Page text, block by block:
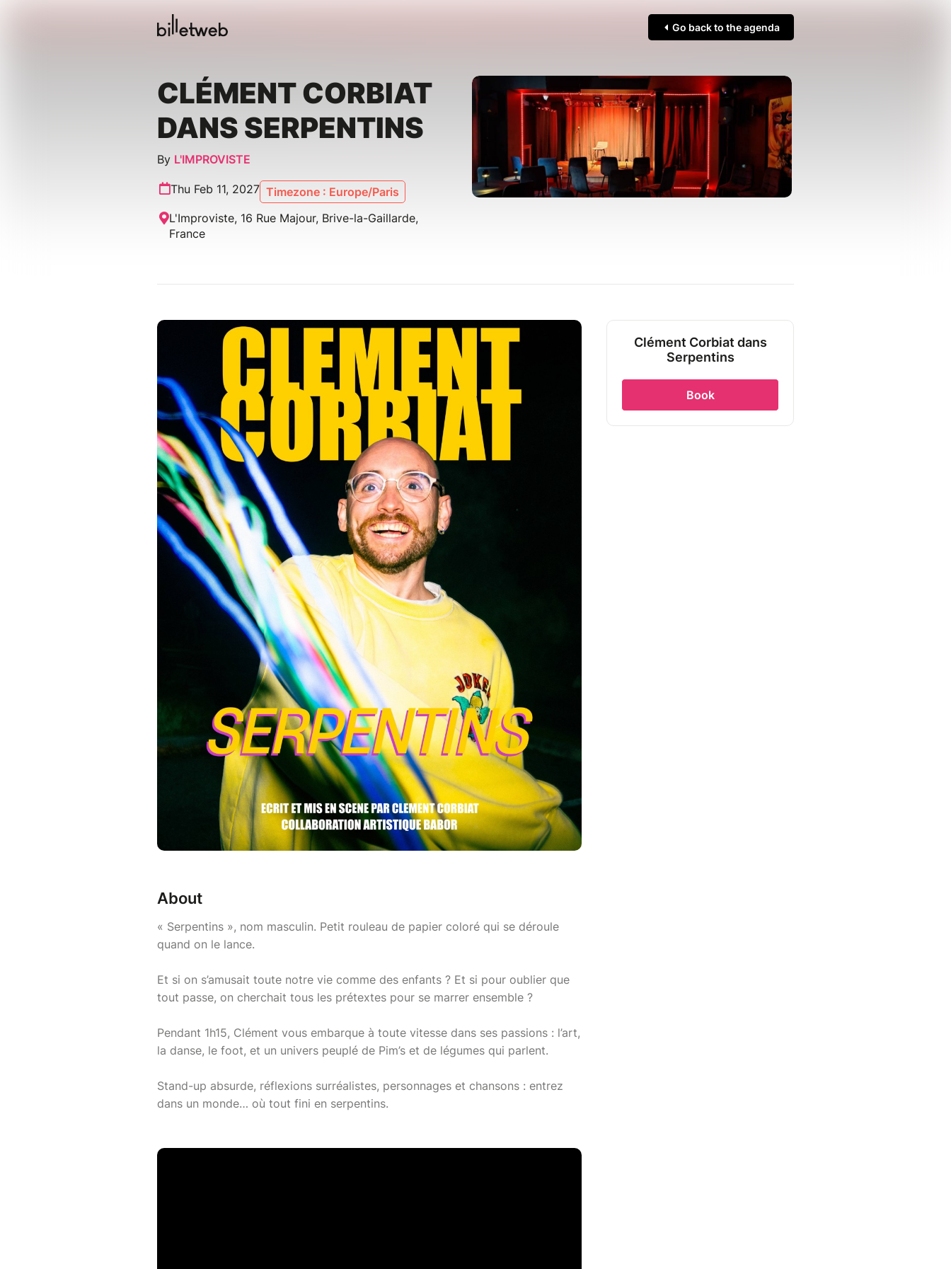
Go back to the agenda
CLÉMENT CORBIAT
DANS SERPENTINS
By L'IMPROVISTE
Thu Feb 11, 2027 Timezone : Europe/Paris
L'Improviste, 16 Rue Majour, Brive-la-Gaillarde,
France
About
« Serpentins », nom masculin. Petit rouleau de papier coloré qui se déroule
quand on le lance.
Et si on s’amusait toute notre vie comme des enfants ? Et si pour oublier que
tout passe, on cherchait tous les prétextes pour se marrer ensemble ?
Pendant 1h15, Clément vous embarque à toute vitesse dans ses passions : l’art,
la danse, le foot, et un univers peuplé de Pim’s et de légumes qui parlent.
Stand-up absurde, réflexions surréalistes, personnages et chansons : entrez
dans un monde… où tout fini en serpentins.
Clément Corbiat dans
Serpentins
Book